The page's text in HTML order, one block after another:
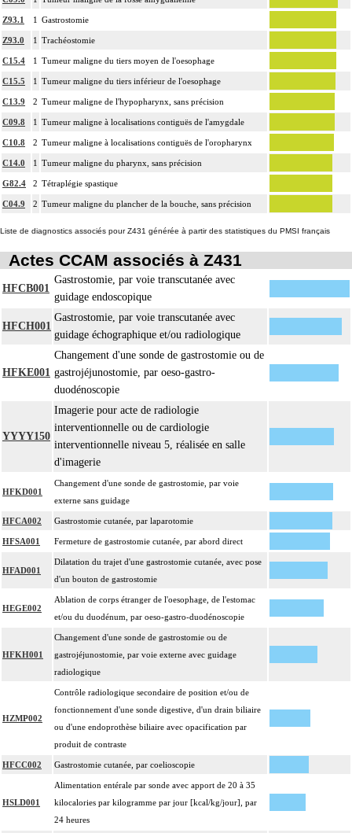
Z93.1 1 Gastrostomie
Z93.0 1 Trachéostomie
C15.4 1 Tumeur maligne du tiers moyen de l'oesophage
C15.5 1 Tumeur maligne du tiers inférieur de l'oesophage
C13.9 2 Tumeur maligne de l'hypopharynx, sans précision
C09.8 1 Tumeur maligne à localisations contiguës de l'amygdale
C10.8 2 Tumeur maligne à localisations contiguës de l'oropharynx
C14.0 1 Tumeur maligne du pharynx, sans précision
G82.4 2 Tétraplégie spastique
C04.9 2 Tumeur maligne du plancher de la bouche, sans précision
Liste de diagnostics associés pour Z431 générée à partir des statistiques du PMSI français
Actes CCAM associés à Z431
HFCB001
Gastrostomie, par voie transcutanée avec
guidage endoscopique
HFCH001
Gastrostomie, par voie transcutanée avec
guidage échographique et/ou radiologique
HFKE001
Changement d'une sonde de gastrostomie ou de
gastrojéjunostomie, par oeso-gastro-
duodénoscopie
YYYY150
Imagerie pour acte de radiologie
interventionnelle ou de cardiologie
interventionnelle niveau 5, réalisée en salle
d'imagerie
HFKD001
Changement d'une sonde de gastrostomie, par voie
externe sans guidage
HFCA002 Gastrostomie cutanée, par laparotomie
HFSA001 Fermeture de gastrostomie cutanée, par abord direct
HFAD001
Dilatation du trajet d'une gastrostomie cutanée, avec pose
d'un bouton de gastrostomie
HEGE002
Ablation de corps étranger de l'oesophage, de l'estomac
et/ou du duodénum, par oeso-gastro-duodénoscopie
HFKH001
Changement d'une sonde de gastrostomie ou de
gastrojéjunostomie, par voie externe avec guidage
radiologique
HZMP002
Contrôle radiologique secondaire de position et/ou de
fonctionnement d'une sonde digestive, d'un drain biliaire
ou d'une endoprothèse biliaire avec opacification par
produit de contraste
HFCC002 Gastrostomie cutanée, par coelioscopie
HSLD001
Alimentation entérale par sonde avec apport de 20 à 35
kilocalories par kilogramme par jour [kcal/kg/jour], par
24 heures